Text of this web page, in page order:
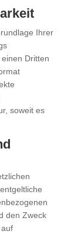
Ihrer
Dritten
soweit es
den Zweck